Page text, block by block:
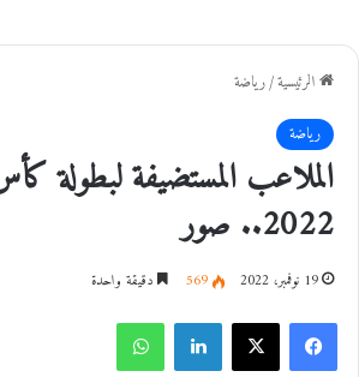
الرئيسية/رياضة
رياضة
الملاعب المستضيفة لبطولة
2022.. صور
19 نوفمبر، 2022 569 دقيقة واحدة
فيسبوك